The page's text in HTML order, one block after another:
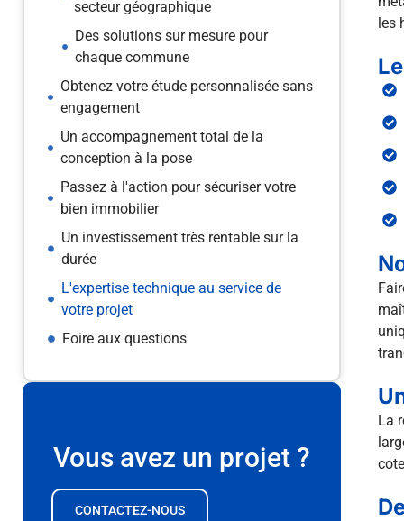
secteur géographique
Des solutions sur mesure pour
chaque commune
Obtenez votre étude personnalisée sans
engagement
Un accompagnement total de la
conception à la pose
Passez à l'action pour sécuriser votre
bien immobilier
Un investissement très rentable sur la
durée
L'expertise technique au service de
votre projet
Foire aux questions
Vous avez un projet ?
CONTACTEZ-NOUS
les
La